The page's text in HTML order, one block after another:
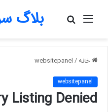
بلاگ منو
جستجو
خانه /
websitepanel
websitepanel
Listing Denied